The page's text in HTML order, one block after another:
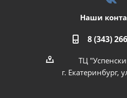
Наши
8 (343)
ТЦ
г. Екатеринбург,